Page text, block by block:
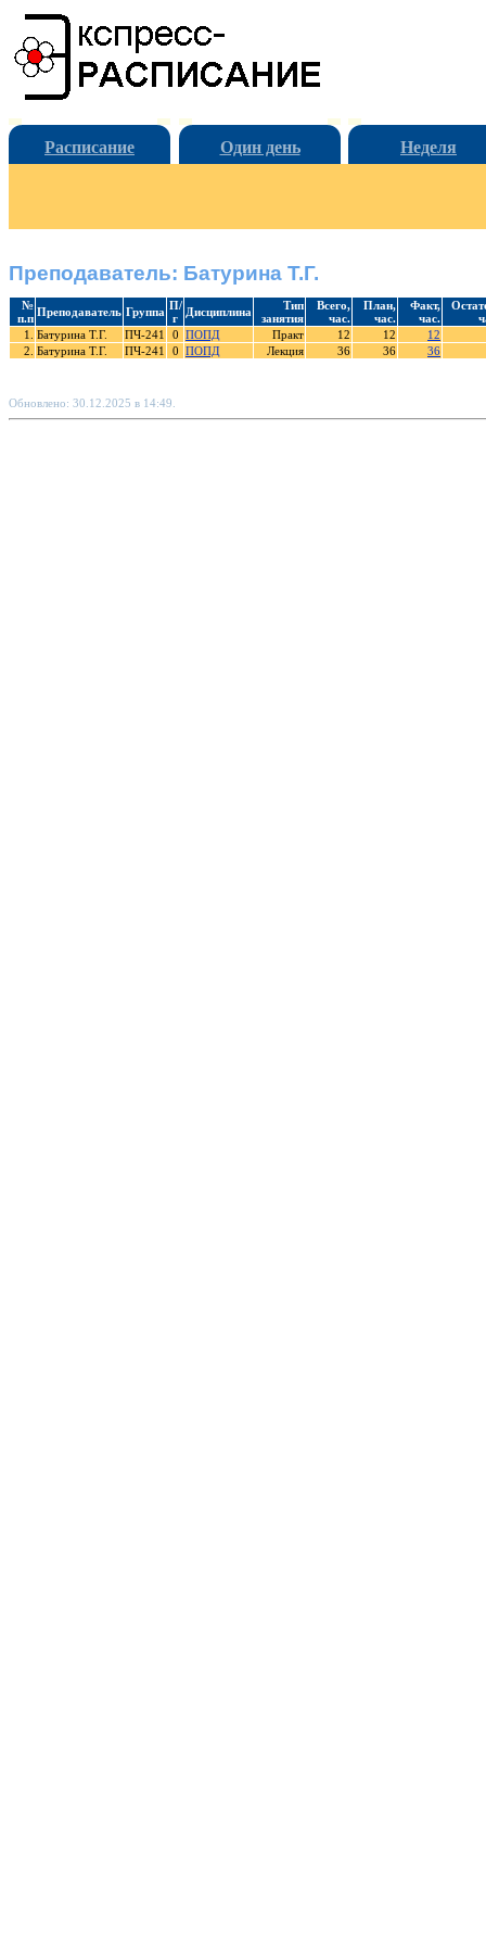
Расписание Один день Неделя
Преподаватель: Батурина Т.Г.
№
п.п Преподаватель Группа П/
г
Дисциплина
Тип
занятия
Всего,
час.
План,
час.
Факт,
час.
1.
Батурина Т.Г. ПЧ-241 0 ПОПД Практ 12 12
12
2. Батурина Т.Г. ПЧ-241 0 ПОПД Лекция 36 36 36
Обновлено: 30.12.2025 в 14:49.